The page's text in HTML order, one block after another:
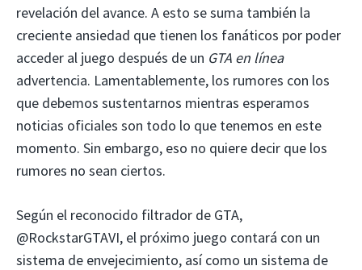
revelación del avance. A esto se suma también la
creciente ansiedad que tienen los fanáticos por poder
acceder al juego después de un GTA en línea
advertencia. Lamentablemente, los rumores con los
que debemos sustentarnos mientras esperamos
noticias oficiales son todo lo que tenemos en este
momento. Sin embargo, eso no quiere decir que los
rumores no sean ciertos.
Según el reconocido filtrador de GTA,
@RockstarGTAVI, el próximo juego contará con un
sistema de envejecimiento, así como un sistema de